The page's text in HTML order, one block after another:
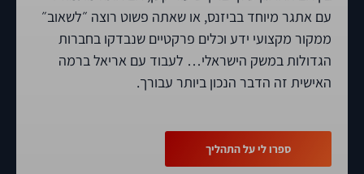
עם אתגר מיוחד בביזנס, או שאתה פשוט רוצה ״לשאוב״
ממקור מקצועי ידע וכלים פרקטיים שנבדקו בחברות
הגדולות במשק הישראלי… לעבוד עם אריאל ברמה
האישית זה הדבר הנכון ביותר עבורך.
ספרו לי על התהליך